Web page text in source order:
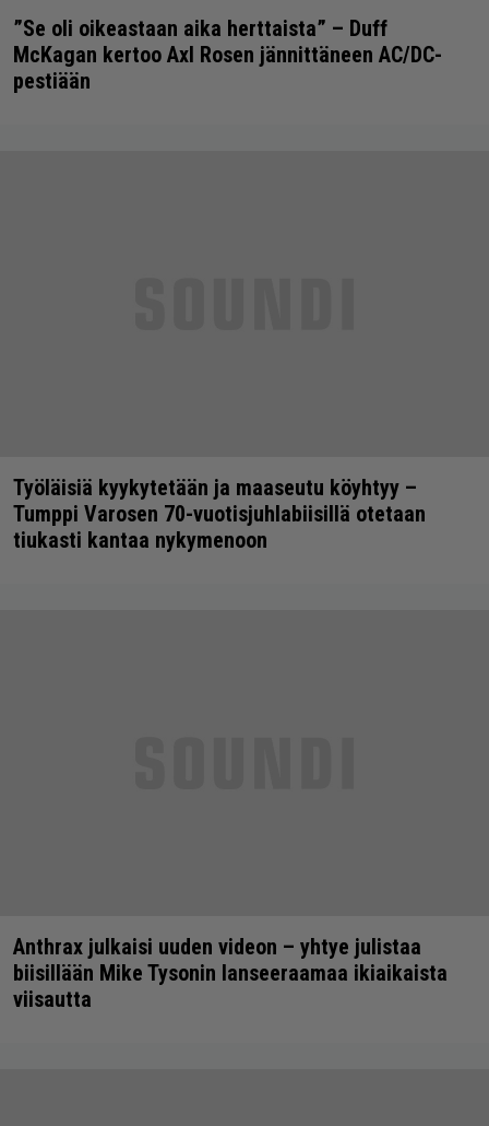
”Se oli oikeastaan aika herttaista” – Duff
McKagan kertoo Axl Rosen jännittäneen AC/DC-
pestiään
Työläisiä kyykytetään ja maaseutu köyhtyy –
Tumppi Varosen 70-vuotisjuhlabiisillä otetaan
tiukasti kantaa nykymenoon
Anthrax julkaisi uuden videon – yhtye julistaa
biisillään Mike Tysonin lanseeraamaa ikiaikaista
viisautta